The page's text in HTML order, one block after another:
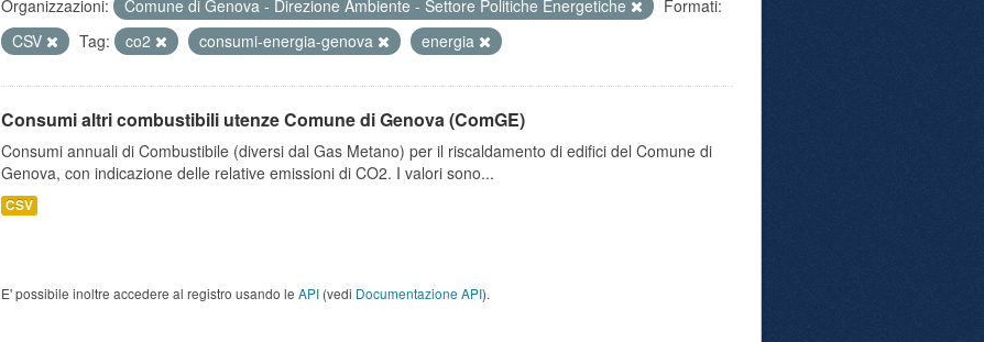
Organizzazioni: Comune di Genova - Direzione Ambiente - Settore Politiche Energetiche
Formati:
CSV
Tag: co2 consumi-energia-genova energia
Consumi altri combustibili utenze Comune di Genova (ComGE)
Consumi annuali di Combustibile (diversi dal Gas Metano) per il riscaldamento di edifici del Comune di
Genova, con indicazione delle relative emissioni di CO2. I valori sono...
CSV
E' possibile inoltre accedere al registro usando le API (vedi Documentazione API).